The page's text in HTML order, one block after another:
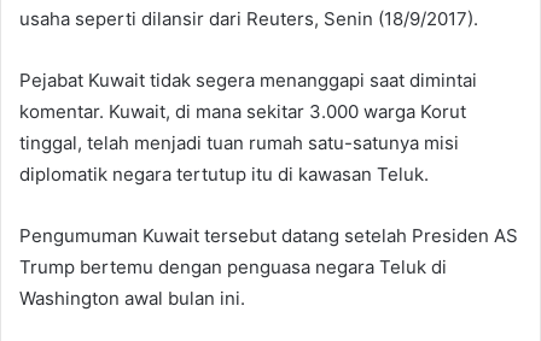
usaha seperti dilansir dari Reuters, Senin (18/9/2017).
Pejabat Kuwait tidak segera menanggapi saat dimintai
komentar. Kuwait, di mana sekitar 3.000 warga Korut
tinggal, telah menjadi tuan rumah satu-satunya misi
diplomatik negara tertutup itu di kawasan Teluk.
Pengumuman Kuwait tersebut datang setelah Presiden AS
Trump bertemu dengan penguasa negara Teluk di
Washington awal bulan ini.